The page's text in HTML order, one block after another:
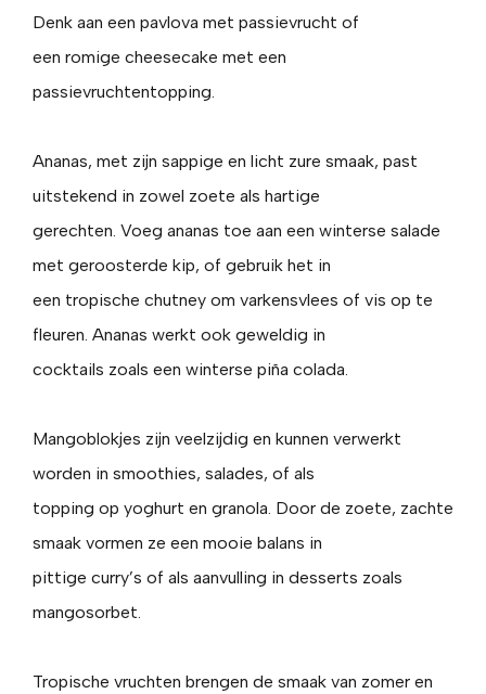
Denk aan een pavlova met passievrucht of
een romige cheesecake met een
passievruchtentopping.
Ananas, met zijn sappige en licht zure smaak, past
uitstekend in zowel zoete als hartige
gerechten. Voeg ananas toe aan een winterse salade
met geroosterde kip, of gebruik het in
een tropische chutney om varkensvlees of vis op te
fleuren. Ananas werkt ook geweldig in
cocktails zoals een winterse piña colada.
Mangoblokjes zijn veelzijdig en kunnen verwerkt
worden in smoothies, salades, of als
topping op yoghurt en granola. Door de zoete, zachte
smaak vormen ze een mooie balans in
pittige curry’s of als aanvulling in desserts zoals
mangosorbet.
Tropische vruchten brengen de smaak van zomer en